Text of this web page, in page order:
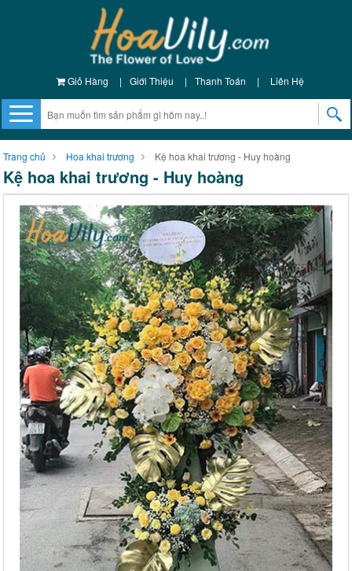
Giỏ Hàng | Giới Thiệu | Thanh Toán | Liên Hệ
Trang chủ Hoa khai trương Kệ hoa khai trương - Huy hoàng
Kệ hoa khai trương - Huy hoàng